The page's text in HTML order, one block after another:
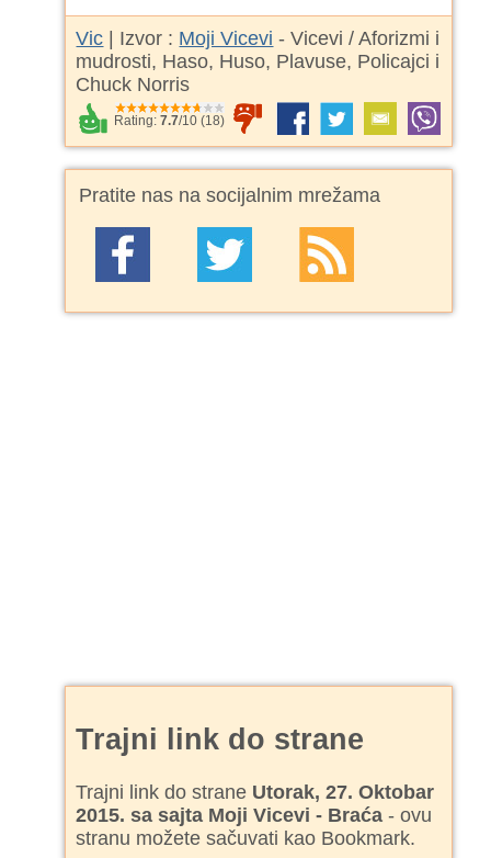
Vic | Izvor : Moji Vicevi - Vicevi / Aforizmi i
mudrosti, Haso, Huso, Plavuse, Policajci i
Chuck Norris
Rating:7.7/10 (18)
Pratite nas na socijalnim mrežama
Trajni link do strane
Trajni link do strane Utorak, 27. Oktobar
2015. sa sajta Moji Vicevi - Braća - ovu
stranu možete sačuvati kao Bookmark.